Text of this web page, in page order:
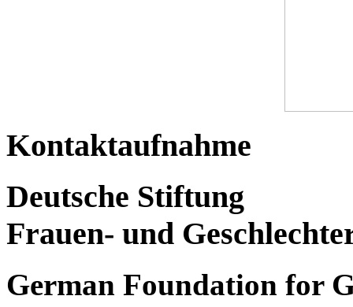
Kontaktaufnahme
Deutsche Stiftung
Frauen- und
German Foundation for